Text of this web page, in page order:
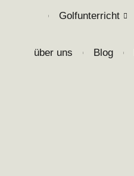
❘ Golfunterricht
über uns ❘ Blog ❘